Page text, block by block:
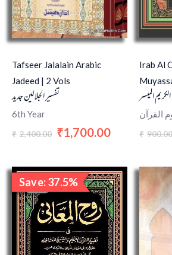
Tafseer Jalalain Arabic
Jadeed | 2 Vols
تفسير الجلالين جديد
6th Year
₹ 2,400.00 ₹1,700.00
Irab Al
الميسر
القرآن
₹ 900.00
Save: 37.5%
Sale!
Original
price
was:
₹12,000.00.
Current
price
is:
₹7,500.00.